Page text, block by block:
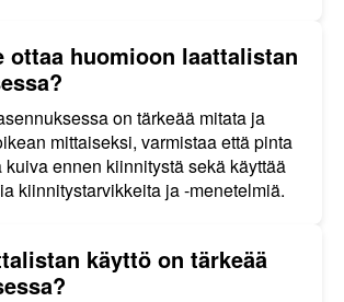
ottaa huomioon laattalistan
on tärkeää mitata ja
mittaiseksi, varmistaa että pinta
ennen kiinnitystä sekä käyttää
kiinnitystarvikkeita ja -menetelmiä.
käyttö on tärkeää